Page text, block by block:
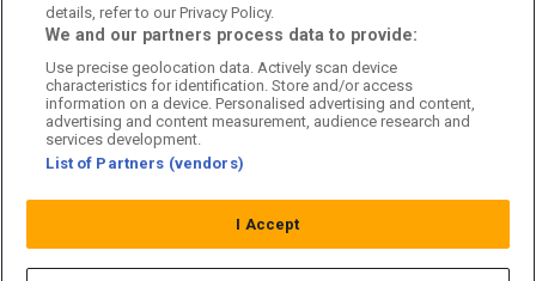
Personuppgiftspolicy
Cookiepolicy
Arkiv
details, refer to our Privacy Policy.
We and our partners process data to provide:
Use precise geolocation data. Actively scan device
characteristics for identification. Store and/or access
information on a device. Personalised advertising and content,
advertising and content measurement, audience research and
services development.
List of Partners (vendors)
I Accept